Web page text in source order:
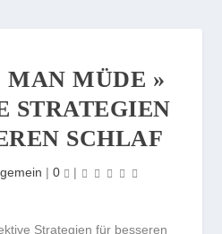
MÜDE »
STRATEGIEN
SCHLAF
| 0 |